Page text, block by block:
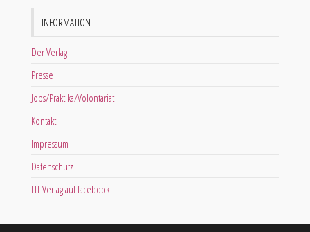
INFORMATION
Der Verlag
Presse
Jobs/Praktika/Volontariat
Kontakt
Impressum
Datenschutz
LIT Verlag auf facebook